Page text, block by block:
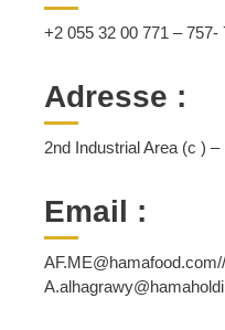
+2 055 32 00 771 – 757-
Adresse :
2nd Industrial Area (c )
Email :
AF.ME@hamafood.com//